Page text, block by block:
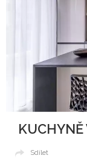
Sdílet